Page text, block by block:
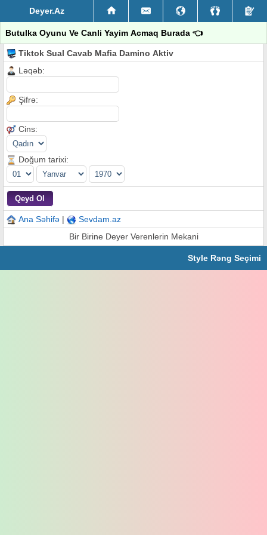
Deyer.Az
Butulka Oyunu Ve Canli Yayim Acmaq Burada 👈
Tiktok Sual Cavab Mafia Damino Aktiv
Ləqəb:
Şifrə:
Cins:
Doğum tarixi:
Ana Səhifə |
Sevdam.az
Bir Birine Deyer Verenlerin Mekani
Style Rəng Seçimi